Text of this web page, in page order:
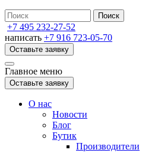
+7 495 232-27-52
написать +7 916 723-05-70
Оставьте заявку
Главное меню
Оставьте заявку
О нас
Новости
Блог
Бутик
Производители